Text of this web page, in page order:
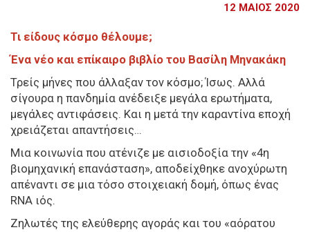
12 ΜΑΙΟΣ 2020
Τι είδους κόσμο θέλουμε;
Ένα νέο και επίκαιρο βιβλίο του Βασίλη Μηνακάκη
Τρείς μήνες που άλλαξαν τον κόσμο; Ίσως. Αλλά
σίγουρα η πανδημία ανέδειξε μεγάλα ερωτήματα,
μεγάλες αντιφάσεις. Και η μετά την καραντίνα εποχή
χρειάζεται απαντήσεις…
Μια κοινωνία που ατένιζε με αισιοδοξία την «4η
βιομηχανική επανάσταση», αποδείχθηκε ανοχύρωτη
απέναντι σε μια τόσο στοιχειακή δομή, όπως ένας
RNA ιός.
Ζηλωτές της ελεύθερης αγοράς και του «αόρατου